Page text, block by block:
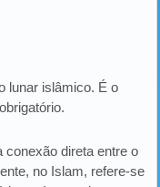
lunar islâmico. É o
conexão direta entre o
no Islam, refere-se